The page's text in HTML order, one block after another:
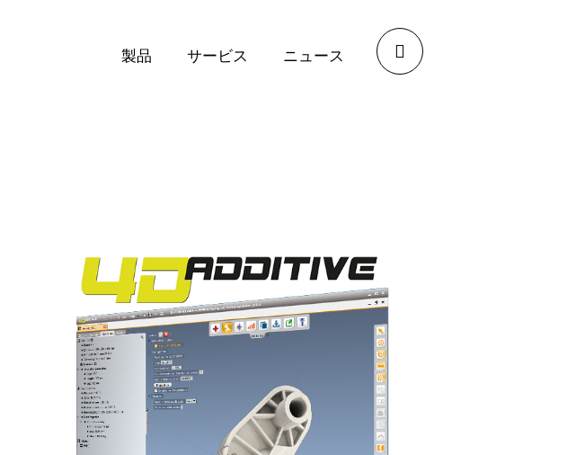
製品 Open 製品
サービス Open サービス
ニュース Open ニュース